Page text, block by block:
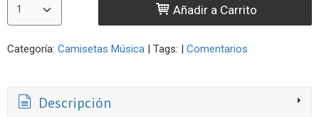
Añadir a Carrito
Categoría: Camisetas Música | Tags: | Comentarios
Descripción